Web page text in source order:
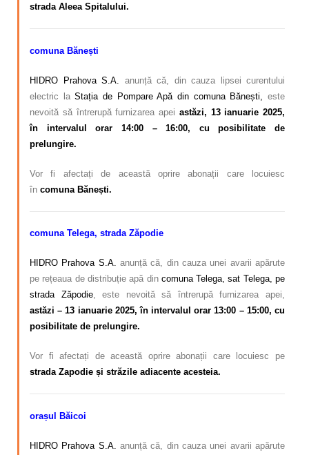
strada Aleea Spitalului.
comuna Bănești
HIDRO Prahova S.A.
anunță că, din cauza lipsei curentului
electric laStația de Pompare Apă din comuna Bănești,
este
nevoită să întrerupă furnizarea apei astăzi, 13 ianuarie 2025,
în intervalul orar 14:00 – 16:00, cu posibilitate de
prelungire.
Vor fi afectați de această oprire abonații care locuiesc
în comuna Bănești.
comuna Telega, strada Zăpodie
HIDRO Prahova S.A. anunță că, din cauza unei avarii apărute
pe rețeaua de distribuție apă din comuna Telega, sat Telega, pe
strada Zăpodie, este nevoită să întrerupă furnizarea apei,
astăzi – 13 ianuarie 2025, în intervalul orar 13:00 – 15:00, cu
posibilitate de prelungire.
Vor fi afectați de această oprire abonații care locuiesc pe
strada Zapodie și străzile adiacente acesteia.
orașul Băicoi
HIDRO Prahova S.A. anunță că, din cauza unei avarii apărute